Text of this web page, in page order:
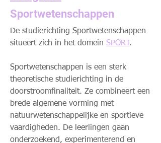
Sportwetenschappen
De studierichting Sportwetenschappen
situeert zich in het domein SPORT .
Sportwetenschappen is een sterk
theoretische studierichting in de
doorstroomfinaliteit. Ze combineert een
brede algemene vorming met
natuurwetenschappelijke en sportieve
vaardigheden. De leerlingen gaan
onderzoekend, experimenterend en